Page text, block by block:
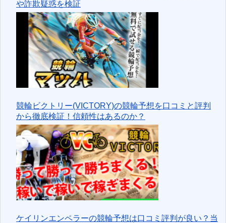
や詐欺疑惑を検証
競輪ビクトリー(VICTORY)の競輪予想を口コミと評判
から徹底検証！信頼性はあるのか？
ケイリンエンペラーの競輪予想は口コミ評判が良い？当